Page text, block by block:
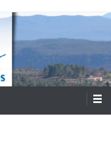
méridionale